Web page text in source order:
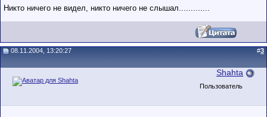
Никто ничего не видел, никто ничего не слышал.............
08.11.2004, 13:20:27 #3
Shahta
Пользователь